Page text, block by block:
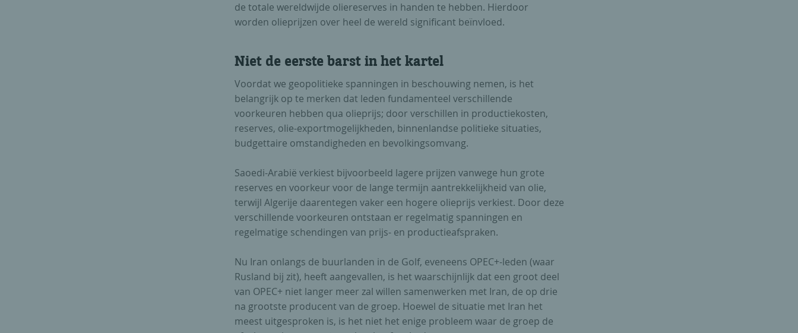
de totale wereldwijde oliereserves in handen te hebben. Hierdoor
worden olieprijzen over heel de wereld significant beïnvloed.
Niet de eerste barst in het kartel
Voordat we geopolitieke spanningen in beschouwing nemen, is het
belangrijk op te merken dat leden fundamenteel verschillende
voorkeuren hebben qua olieprijs; door verschillen in productiekosten,
reserves, olie-exportmogelijkheden, binnenlandse politieke situaties,
budgettaire omstandigheden en bevolkingsomvang.
Saoedi-Arabië verkiest bijvoorbeeld lagere prijzen vanwege hun grote
reserves en voorkeur voor de lange termijn aantrekkelijkheid van olie,
terwijl Algerije daarentegen vaker een hogere olieprijs verkiest. Door deze
verschillende voorkeuren ontstaan er regelmatig spanningen en
regelmatige schendingen van prijs- en productieafspraken.
Nu Iran onlangs de buurlanden in de Golf, eveneens OPEC+-leden (waar
Rusland bij zit), heeft aangevallen, is het waarschijnlijk dat een groot deel
van OPEC+ niet langer meer zal willen samenwerken met Iran, de op drie
na grootste producent van de groep. Hoewel de situatie met Iran het
meest uitgesproken is, is het niet het enige probleem waar de groep de